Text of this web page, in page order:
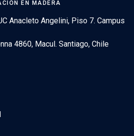
EN MADERA
Anacleto Angelini, Piso 7. Campus
4860, Macul. Santiago, Chile